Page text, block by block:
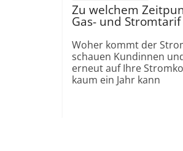
Zu welchem
Gas- und
Woher kommt der
schauen Kundinnen
erneut auf Ihre
kaum ein Jahr kann